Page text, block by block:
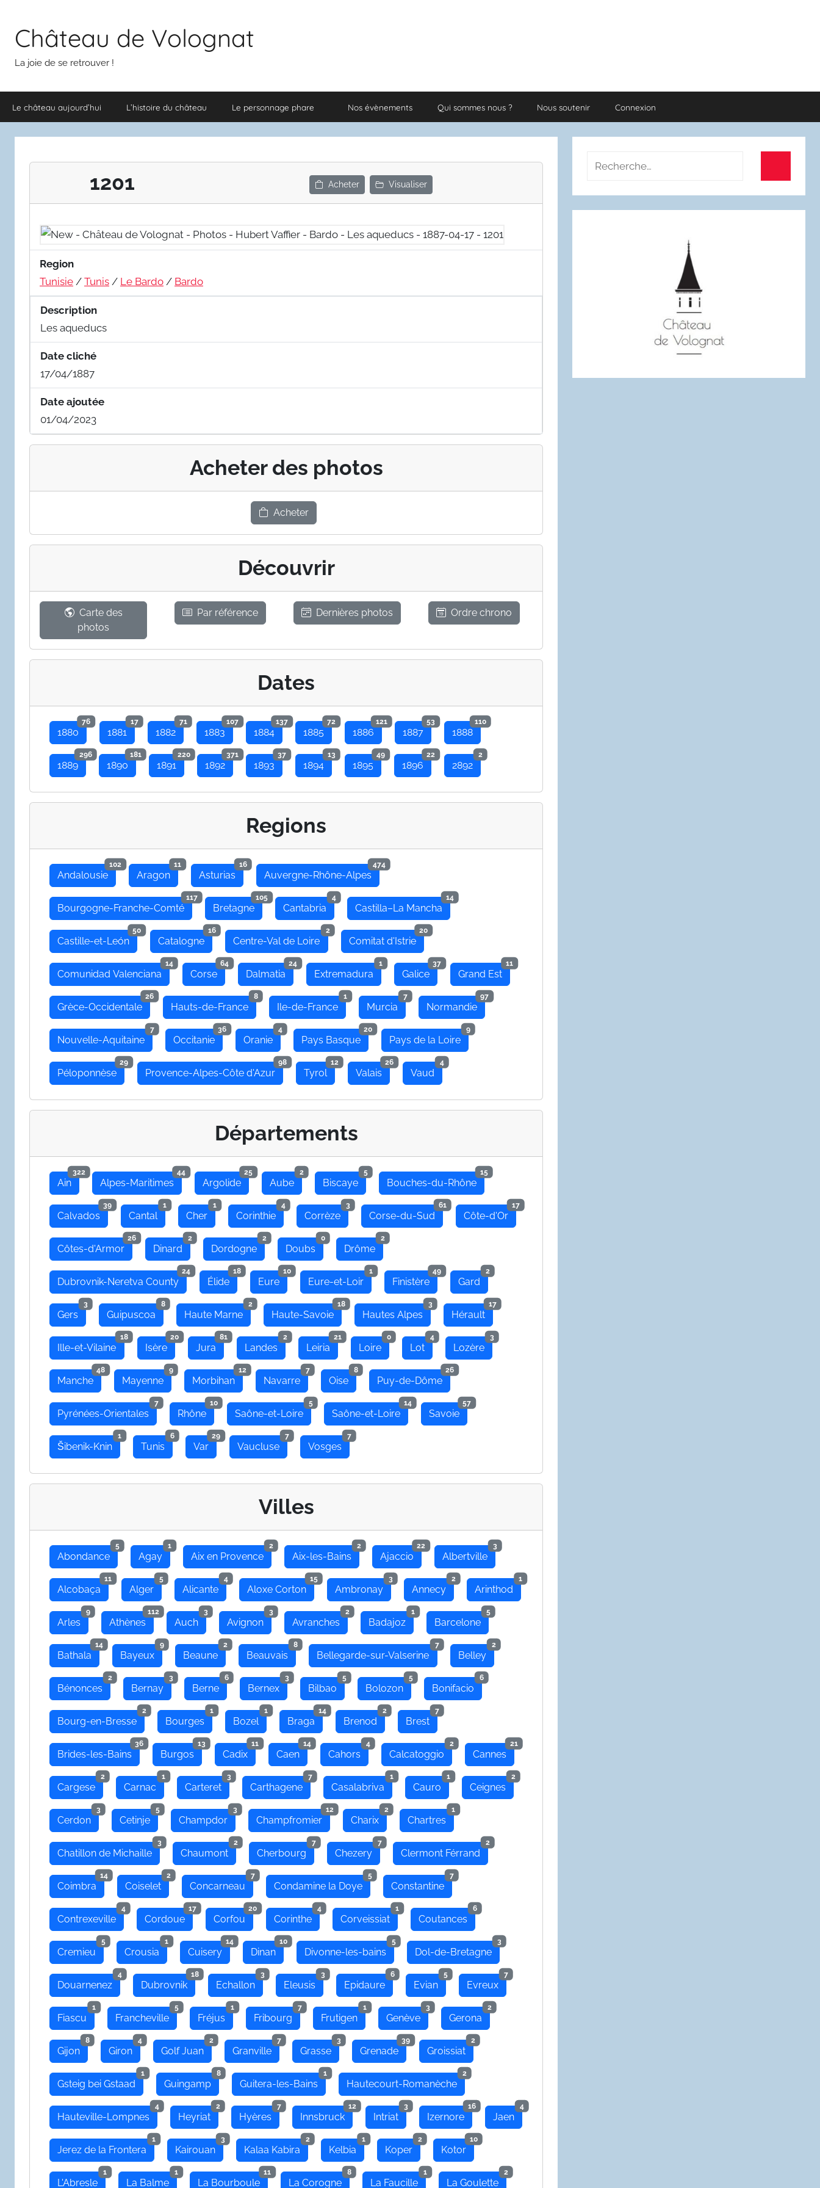
contenuChâteau de Volognat
La joie de se retrouver !
Le château aujourd’hui L’histoire du château Le personnage phare Nos évènements Qui sommes nous ? Nous soutenir Connexion
1201 Acheter Visualiser
Region
Tunisie / Tunis / Le Bardo / Bardo
Description
Les aqueducs
Date cliché
17/04/1887
Date ajoutée
01/04/2023
Acheter des photos
Acheter
Découvrir
Carte des
photos
Par référence Dernières photos Ordre chrono
Dates
1880
76
1881
17
1882
71
1883
107
1884
137
1885
72
1886
121
1887
53
1888
110
1889
296
1890
181
1891
220
1892
371
1893
37
1894
13
1895
49
1896
22
2892
2
Regions
Andalousie
102
Aragon
11
Asturias
16
Auvergne-Rhône-Alpes
474
Bourgogne-Franche-Comté
117
Bretagne
105
Cantabria
4
Castilla–La Mancha
14
Castille-et-León
50
Catalogne
16
Centre-Val de Loire
2
Comitat d'Istrie
20
Comunidad Valenciana
14
Corse
64
Dalmatia
24
Extremadura
1
Galice
37
Grand Est
11
Grèce-Occidentale
26
Hauts-de-France
8
Ile-de-France
1
Murcia
7
Normandie
97
Nouvelle-Aquitaine
7
Occitanie
36
Oranie
4
Pays Basque
20
Pays de la Loire
9
Péloponnèse
29
Provence-Alpes-Côte d'Azur
98
Tyrol
12
Valais
26
Vaud
4
Départements
Ain
322
Alpes-Maritimes
44
Argolide
25
Aube
2
Biscaye
5
Bouches-du-Rhône
15
Calvados
39
Cantal
1
Cher
1
Corinthie
4
Corrèze
3
Corse-du-Sud
61
Côte-d'Or
17
Côtes-d'Armor
26
Dinard
2
Dordogne
2
Doubs
0
Drôme
2
Dubrovnik-Neretva County
24
Élide
18
Eure
10
Eure-et-Loir
1
Finistère
49
Gard
2
Gers
3
Guipuscoa
8
Haute Marne
2
Haute-Savoie
18
Hautes Alpes
3
Hérault
17
Ille-et-Vilaine
18
Isère
20
Jura
81
Landes
2
Leiria
21
Loire
0
Lot
4
Lozère
3
Manche
48
Mayenne
9
Morbihan
12
Navarre
7
Oise
8
Puy-de-Dôme
26
Pyrénées-Orientales
7
Rhône
10
Saône-et-Loire
5
Saône-et-Loire
14
Savoie
57
Šibenik-Knin
1
Tunis
6
Var
29
Vaucluse
7
Vosges
7
Villes
Abondance
5
Agay
1
Aix en Provence
2
Aix-les-Bains
2
Ajaccio
22
Albertville
3
Alcobaça
11
Alger
5
Alicante
4
Aloxe Corton
15
Ambronay
3
Annecy
2
Arinthod
1
Arles
9
Athènes
112
Auch
3
Avignon
3
Avranches
2
Badajoz
1
Barcelone
5
Bathala
14
Bayeux
9
Beaune
2
Beauvais
8
Bellegarde-sur-Valserine
7
Belley
2
Bénonces
2
Bernay
3
Berne
6
Bernex
3
Bilbao
5
Bolozon
5
Bonifacio
6
Bourg-en-Bresse
2
Bourges
1
Bozel
1
Braga
14
Brenod
2
Brest
7
Brides-les-Bains
36
Burgos
13
Cadix
11
Caen
14
Cahors
4
Calcatoggio
2
Cannes
21
Cargese
2
Carnac
1
Carteret
3
Carthagene
7
Casalabriva
1
Cauro
1
Ceignes
2
Cerdon
3
Cetinje
5
Champdor
3
Champfromier
12
Charix
2
Chartres
1
Chatillon de Michaille
3
Chaumont
2
Cherbourg
7
Chezery
7
Clermont Férrand
2
Coimbra
14
Coiselet
2
Concarneau
7
Condamine la Doye
5
Constantine
7
Contrexeville
4
Cordoue
17
Corfou
20
Corinthe
4
Corveissiat
1
Coutances
6
Cremieu
5
Crousia
1
Cuisery
14
Dinan
10
Divonne-les-bains
5
Dol-de-Bretagne
3
Douarnenez
4
Dubrovnik
18
Echallon
3
Eleusis
3
Epidaure
6
Evian
5
Evreux
7
Fiascu
1
Francheville
5
Fréjus
1
Fribourg
7
Frutigen
1
Genève
3
Gerona
2
Gijon
8
Giron
4
Golf Juan
2
Granville
7
Grasse
3
Grenade
39
Groissiat
2
Gsteig bei Gstaad
1
Guingamp
8
Guitera-les-Bains
1
Hautecourt-Romanèche
2
Hauteville-Lompnes
4
Heyriat
2
Hyères
7
Innsbruck
12
Intriat
3
Izernore
16
Jaen
4
Jerez de la Frontera
1
Kairouan
3
Kalaa Kabira
2
Kelbia
1
Koper
2
Kotor
10
L'Abresle
1
La Balme
1
La Bourboule
11
La Corogne
8
La Faucille
1
La Goulette
2
Recherche
: